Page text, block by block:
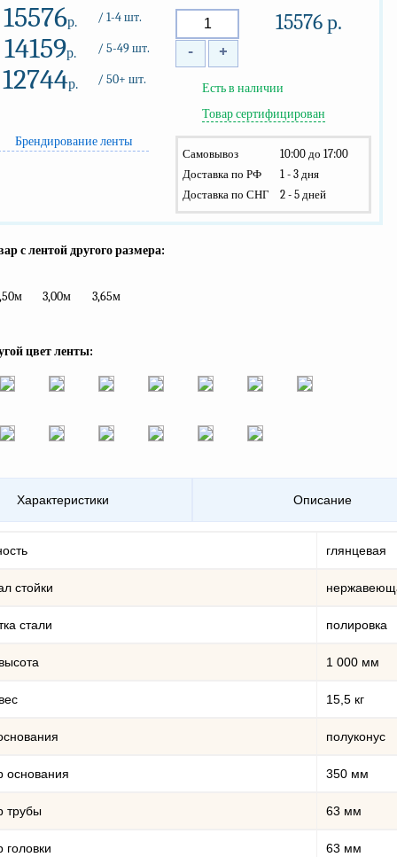
15576р. / 1-4 шт.
14159р. / 5-49 шт.
12744р. / 50+ шт.
Брендирование ленты
- +
15576р.
Есть в наличии
Товар сертифицирован
Самовывоз
10:00 до 17:00
Доставка по РФ
1 - 3 дня
Доставка по СНГ
2 - 5 дней
с лентой другого размера:
3,00м 3,65м
цвет ленты:
Характеристики Описание
глянцевая
стойки
стали полировка
1 000 мм
15,5 кг
полуконус
основания 350 мм
трубы 63 мм
головки 63 мм